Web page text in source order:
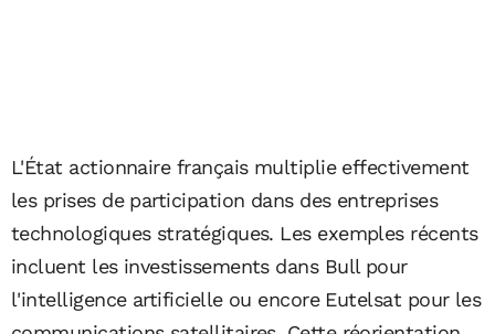
L'État actionnaire français multiplie effectivement
les prises de participation dans des entreprises
technologiques stratégiques. Les exemples récents
incluent les investissements dans Bull pour
l'intelligence artificielle ou encore Eutelsat pour les